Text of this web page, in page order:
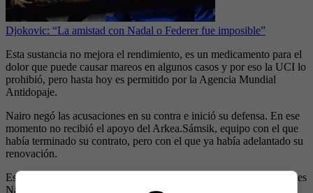
Djokovic: “La amistad con Nadal o Federer fue imposible”
Esta sustancia no mejora el rendimiento, es un medicamento para el
dolor que puede causar mareos en algunos casos y por eso la UCI lo
prohibió, pero hasta hoy es permitido por la Agencia Mundial
Antidopaje.
Nairo negó las acusaciones en su contra e inició su defensa. En ese
momento no recibió el apoyo del Arkea.Sámsik, equipo con el que
había terminado su contrato, pero con el que ya había adelantado su
renovación.
Esta situación llevó a que se anulara dicho acuerdo y desde entonces
Nairo está a la espera de ser llamado por algún equipo del World